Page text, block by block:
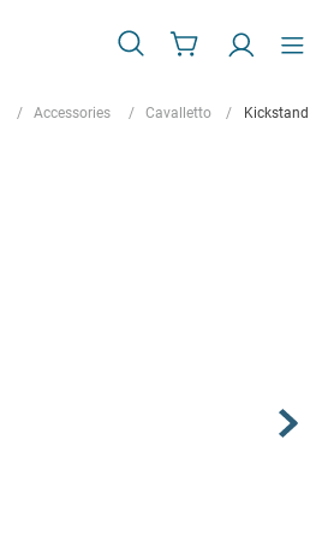
Accessories Cavalletto Kickstand